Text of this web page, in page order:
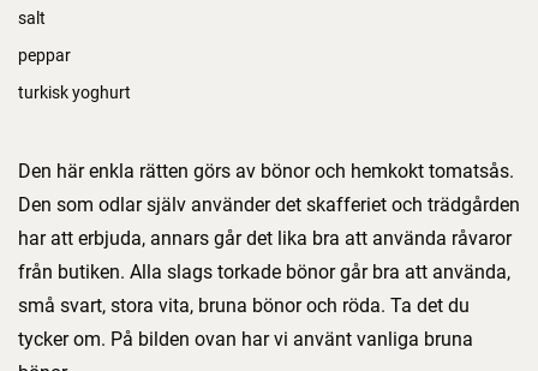
salt
peppar
turkisk yoghurt
Den här enkla rätten görs av bönor och hemkokt tomatsås.
Den som odlar själv använder det skafferiet och trädgården
har att erbjuda, annars går det lika bra att använda råvaror
från butiken. Alla slags torkade bönor går bra att använda,
små svart, stora vita, bruna bönor och röda. Ta det du
tycker om. På bilden ovan har vi använt vanliga bruna